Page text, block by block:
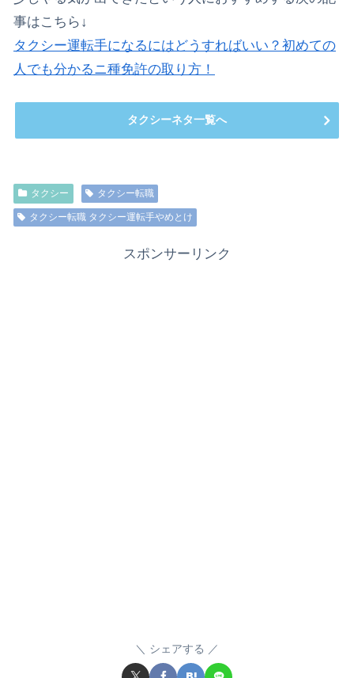
事はこちら↓
タクシー運転手になるにはどうすればいい？初めての
人でも分かるニ種免許の取り方！
タクシーネタ一覧へ
タクシー タクシー転職
タクシー転職 タクシー運転手やめとけ
スポンサーリンク
シェアする